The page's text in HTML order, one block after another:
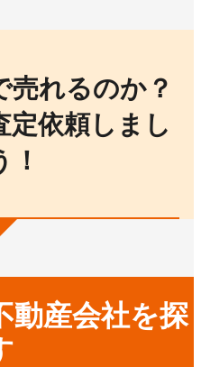
売れるのか？
定依頼しまし
！
動産会社を探